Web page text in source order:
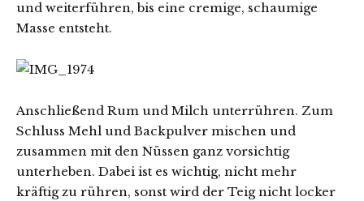
und weiterführen, bis eine cremige, schaumige
Masse entsteht.
Anschließend Rum und Milch unterrühren. Zum
Schluss Mehl und Backpulver mischen und
zusammen mit den Nüssen ganz vorsichtig
unterheben. Dabei ist es wichtig, nicht mehr
kräftig zu rühren, sonst wird der Teig nicht locker